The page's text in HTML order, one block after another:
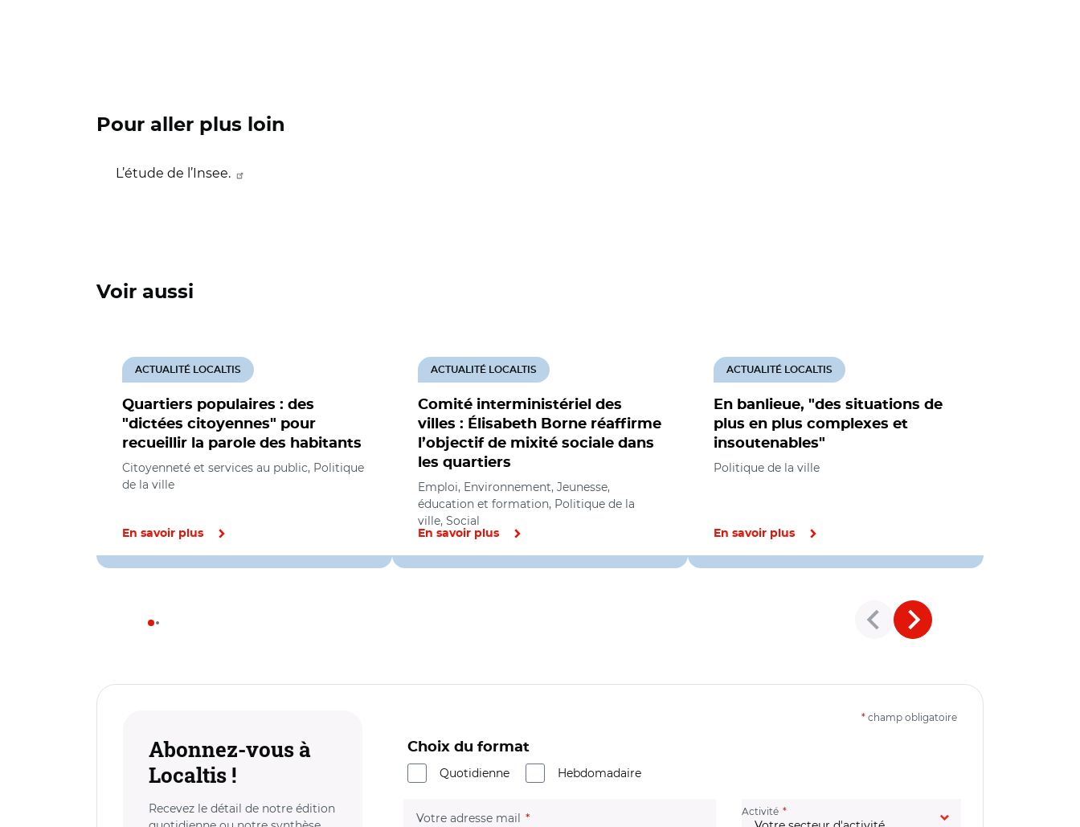
Pour aller plus loin
L’étude de l’Insee.
Voir aussi
Quartiers populaires : des
"dictées citoyennes" pour
recueillir la parole des habitants
ACTUALITÉ LOCALTIS
Citoyenneté et services au public, Politique
de la ville
En savoir plus
Comité interministériel des
villes : Élisabeth Borne réaffirme
l’objectif de mixité sociale dans
les quartiers
ACTUALITÉ LOCALTIS
Emploi, Environnement, Jeunesse,
éducation et formation, Politique de la
ville, Social
En savoir plus
En banlieue, "des situations de
plus en plus complexes et
insoutenables"
ACTUALITÉ LOCALTIS
Politique de la ville
En savoir plus
Abonnez-vous à
Localtis !
Recevez le détail de notre édition
* champ obligatoire
Choix du format
Quotidienne
Hebdomadaire
Votre adresse mail (champ obligatoire) Activité (champ obligatoire)